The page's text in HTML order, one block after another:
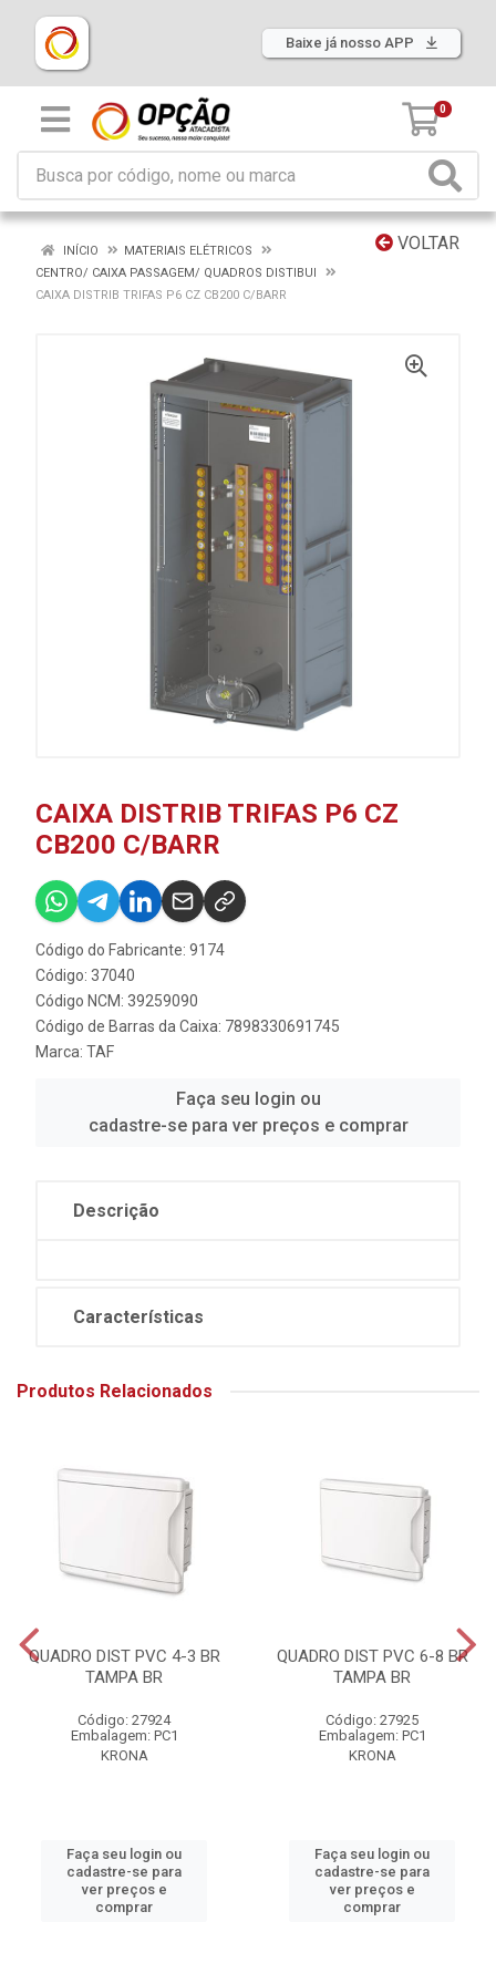
Baixe já nosso APP
0
VOLTAR
INÍCIO
MATERIAIS ELÉTRICOS
CENTRO/ CAIXA PASSAGEM/ QUADROS DISTIBUI
CAIXA DISTRIB TRIFAS P6 CZ CB200 C/BARR
CAIXA DISTRIB TRIFAS P6 CZ
CB200 C/BARR
Código do Fabricante: 9174
Código: 37040
Código NCM: 39259090
Código de Barras da Caixa: 7898330691745
Marca: TAF
Faça seu login ou
cadastre-se para ver preços e comprar
Descrição
Características
Produtos Relacionados
QUADRO DIST PVC 4-3 BR
TAMPA BR
Código: 27924
Embalagem: PC1
KRONA
Faça seu login ou
cadastre-se para
ver preços e
comprar
QUADRO DIST PVC 6-8 BR
TAMPA BR
Código: 27925
Embalagem: PC1
KRONA
Faça seu login ou
cadastre-se para
ver preços e
comprar